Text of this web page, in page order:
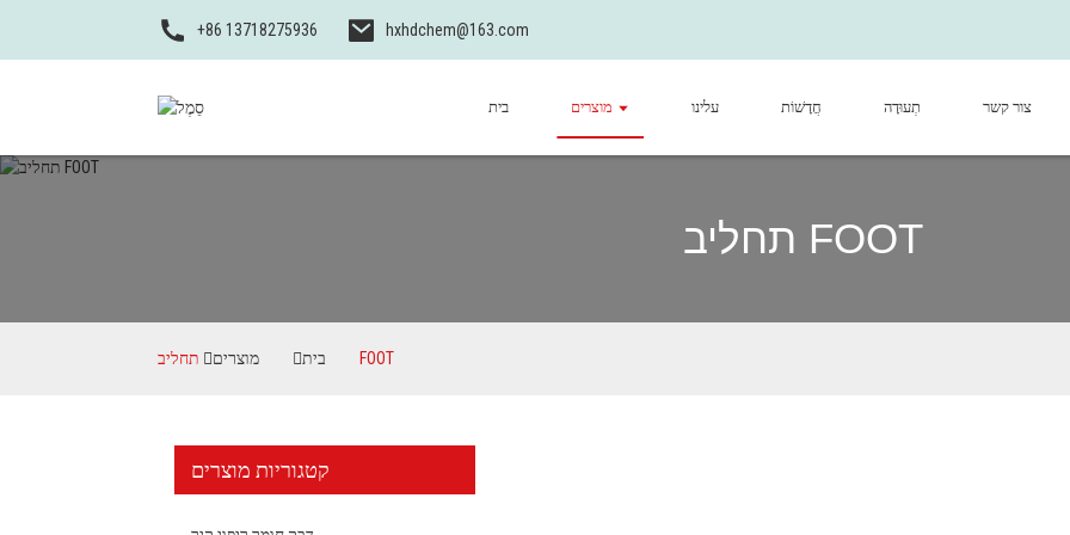
+86 13718275936 hxhdchem@163.com
בית מוצרים עלינו חֲדָשׁוֹת תְעוּדָה צור קשר
תחליב FOOT
בית מוצרים תחליב FOOT
קטגוריות מוצרים